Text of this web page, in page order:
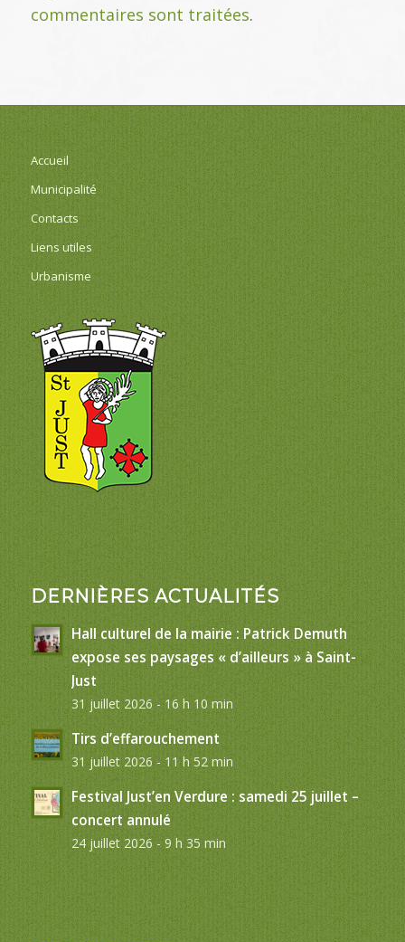
commentaires sont traitées.
Accueil
Municipalité
Contacts
Liens utiles
Urbanisme
DERNIÈRES ACTUALITÉS
Hall culturel de la mairie : Patrick Demuth
expose ses paysages « d’ailleurs » à Saint-
Just
31 juillet 2026 - 16 h 10 min
Tirs d’effarouchement
31 juillet 2026 - 11 h 52 min
Festival Just’en Verdure : samedi 25 juillet –
concert annulé
24 juillet 2026 - 9 h 35 min